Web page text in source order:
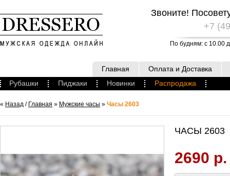
Звоните!
+7
По будням: с 10.00
Главная
Оплата и Доставка
Рубашки
Пиджаки Новинки Распродажа
« Назад / Главная » Мужские часы » Часы 2603
ЧАСЫ 2603
2690 р.